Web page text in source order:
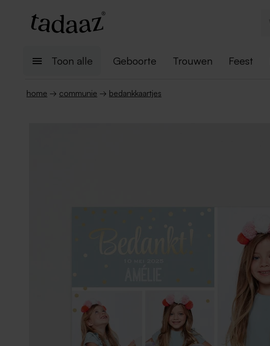
Toon alle Geboorte Trouwen Feest
home → communie → bedankkaartjes